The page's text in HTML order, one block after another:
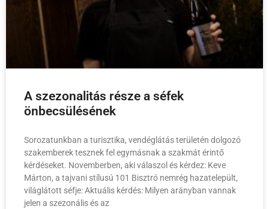
A szezonalitás része a séfek
önbecsülésének
Sorozatunkban a turisztika, vendéglátás területén dolgozó
szakemberek tesznek fel egymásnak a szakmát érintő
kérdéseket. Novemberben, aki válaszol és kérdez: Keve
Márton, a tajvani stílusú 101 Bisztró nemrég hazatelepült,
világlátott séfje: Aktuális kérdés: Milyen arányban vannak
jelen a szezonális és az